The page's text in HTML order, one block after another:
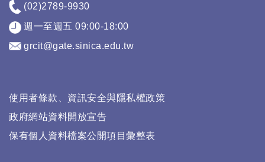
(02)2789-9930
週一至週五 09:00-18:00
grcit@gate.sinica.edu.tw
使用者條款、資訊安全與隱私權政策
政府網站資料開放宣告
保有個人資料檔案公開項目彙整表